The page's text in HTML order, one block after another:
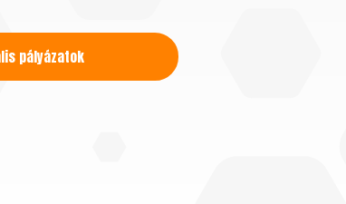
pályázatok